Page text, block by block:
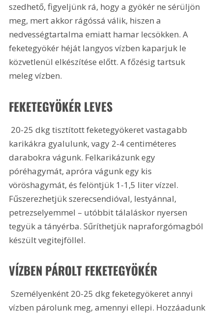
szedhető, figyeljünk rá, hogy a gyökér ne sérüljön
meg, mert akkor rágóssá válik, hiszen a
nedvességtartalma emiatt hamar lecsökken. A
feketegyökér héját langyos vízben kaparjuk le
közvetlenül elkészítése előtt. A főzésig tartsuk
meleg vízben.
FEKETEGYÖKÉR LEVES
karikákra gyalulunk, vagy 2-4 centiméteres
darabokra vágunk. Felkarikázunk egy
póréhagymát, apróra vágunk egy kis
vöröshagymát, és felöntjük 1-1,5 liter vízzel.
Fűszerezhetjük szerecsendióval, lestyánnal,
petrezselyemmel – utóbbit tálaláskor nyersen
tegyük a tányérba. Sűríthetjük napraforgómagból
készült vegitejföllel.
VÍZBEN PÁROLT FEKETEGYÖKÉR
Személyenként 20-25 dkg feketegyökeret annyi
vízben párolunk meg, amennyi ellepi. Hozzáadunk